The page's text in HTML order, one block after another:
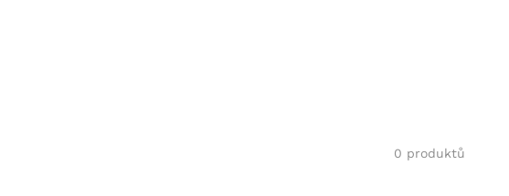
0 produktů